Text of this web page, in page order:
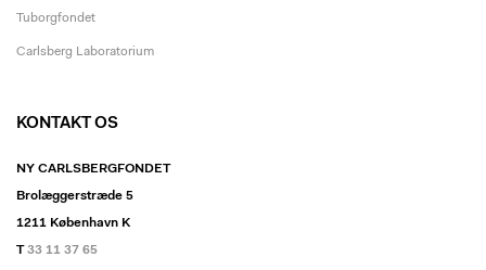
Tuborgfondet
Carlsberg Laboratorium
KONTAKT OS
NY CARLSBERGFONDET
Brolæggerstræde 5
1211 København K
T 33 11 37 65